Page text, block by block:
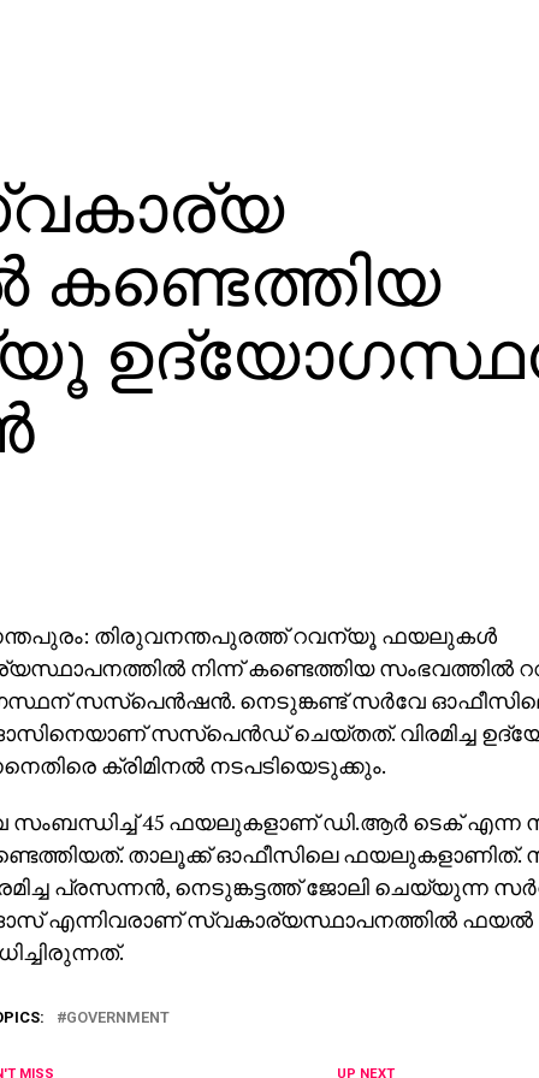
കണ്ടെത്തിയ
തിരുവനന്തപുരത്ത് റവന്യൂ ഫയലുകള്‍
നിന്ന് കണ്ടെത്തിയ സംഭവത്തില്‍
സസ്‌പെന്‍ഷന്‍. നെടുങ്കണ്ട് സര്‍വേ
സസ്‌പെന്‍ഡ് ചെയ്തത്. വിരമിച്ച
ക്രിമിനല്‍ നടപടിയെടുക്കും.
സംബന്ധിച്ച് 45 ഫയലുകളാണ് ഡി.ആര്‍ ടെക് എന്ന
താലൂക്ക് ഓഫീസിലെ ഫയലുകളാണിത്.
പ്രസന്നന്‍, നെടുങ്കട്ടത്ത് ജോലി ചെയ്യുന്ന
എന്നിവരാണ് സ്വകാര്യസ്ഥാപനത്തില്‍ ഫയല്‍
GOVERNMENT
UP NEXT
MISS